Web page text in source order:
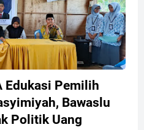
Edukasi Pemilih
Bawaslu
Politik Uang